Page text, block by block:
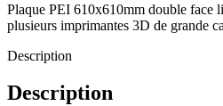
Plaque PEI 610x610mm double face
plusieurs imprimantes 3D de grande
Description
Description